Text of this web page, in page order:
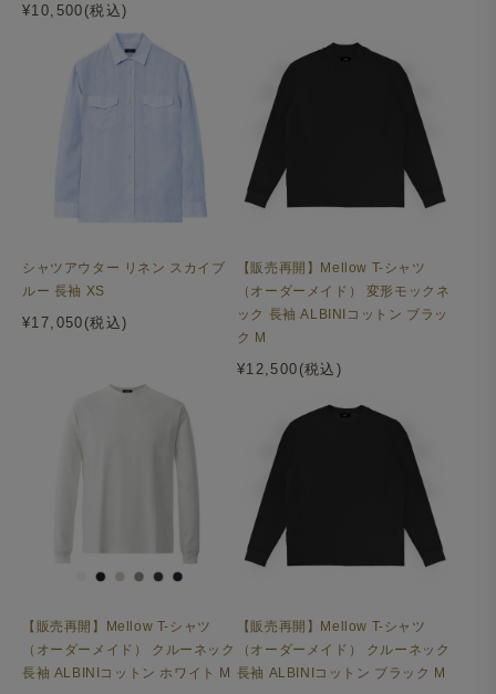
¥10,500(税込)
シャツアウター リネン スカイブ
ルー 長袖 XS
¥17,050(税込)
【販売再開】Mellow T-シャツ
（オーダーメイド） 変形モックネ
ック 長袖 ALBINIコットン ブラッ
ク M
¥12,500(税込)
【販売再開】Mellow T-シャツ
（オーダーメイド） クルーネック
長袖 ALBINIコットン ホワイト M
【販売再開】Mellow T-シャツ
（オーダーメイド） クルーネック
長袖 ALBINIコットン ブラック M